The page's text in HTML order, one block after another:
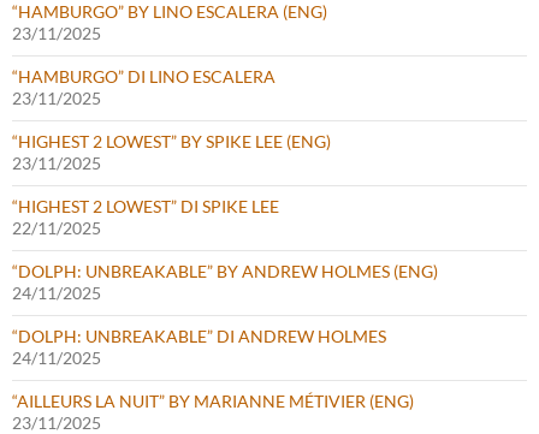
“HAMBURGO” BY LINO ESCALERA (ENG)
23/11/2025
“HAMBURGO” DI LINO ESCALERA
23/11/2025
“HIGHEST 2 LOWEST” BY SPIKE LEE (ENG)
23/11/2025
“HIGHEST 2 LOWEST” DI SPIKE LEE
22/11/2025
“DOLPH: UNBREAKABLE” BY ANDREW HOLMES (ENG)
24/11/2025
“DOLPH: UNBREAKABLE” DI ANDREW HOLMES
24/11/2025
“AILLEURS LA NUIT” BY MARIANNE MÉTIVIER (ENG)
23/11/2025